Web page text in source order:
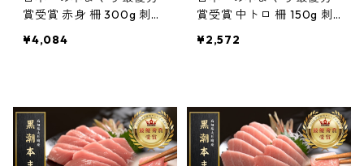
賞受賞 赤身 柵 300g 刺身
¥4,084
賞受賞 中トロ 柵 150g 刺
¥2,572